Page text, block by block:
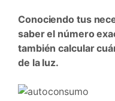
Conociendo tus
saber el número
también calcular
de la luz.